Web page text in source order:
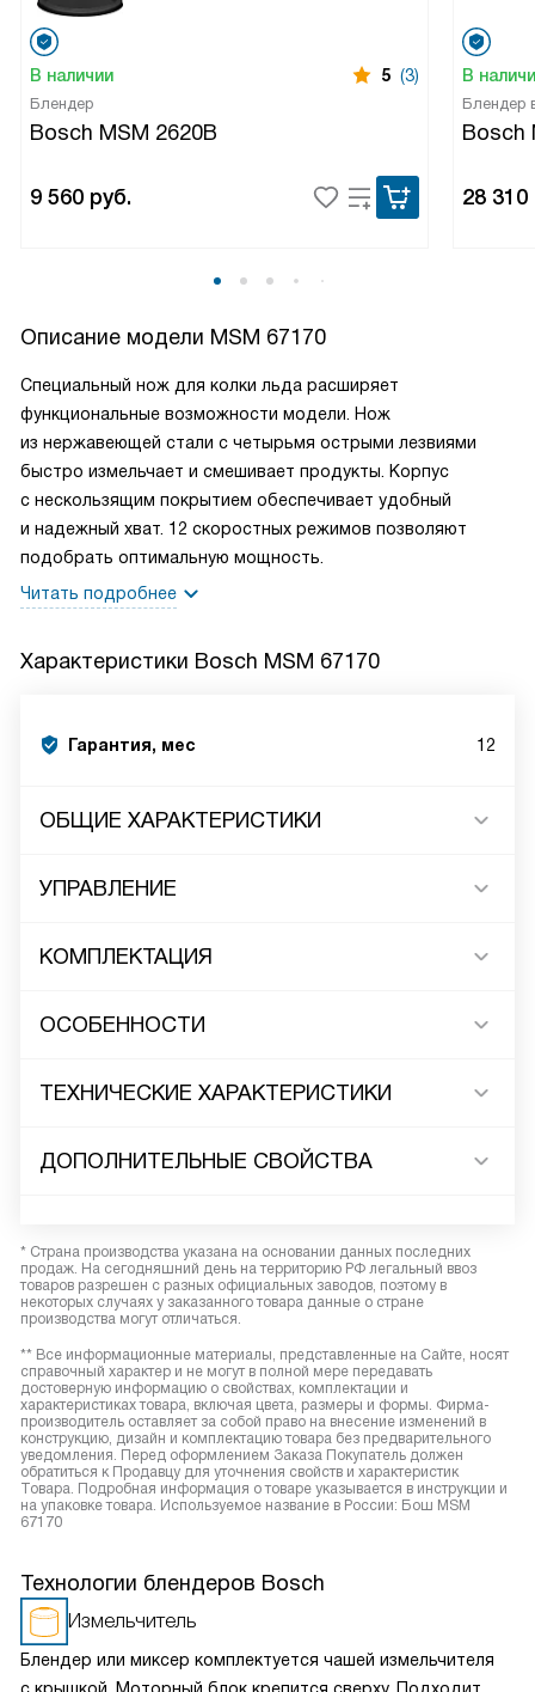
В наличии 5 (3)
Блендер
Bosch MSM 2620B
9 560 руб.
В
Блендер
Bosch
28 310
Описание модели MSM 67170
Специальный нож для колки льда расширяет
функциональные возможности модели. Нож
из нержавеющей стали с четырьмя острыми лезвиями
быстро измельчает и смешивает продукты. Корпус
с нескользящим покрытием обеспечивает удобный
и надежный хват. 12 скоростных режимов позволяют
подобрать оптимальную мощность.
Читать подробнее
Характеристики Bosch MSM 67170
Гарантия, мес 12
ОБЩИЕ ХАРАКТЕРИСТИКИ
УПРАВЛЕНИЕ
КОМПЛЕКТАЦИЯ
ОСОБЕННОСТИ
ТЕХНИЧЕСКИЕ ХАРАКТЕРИСТИКИ
ДОПОЛНИТЕЛЬНЫЕ СВОЙСТВА
* Страна производства указана на основании данных последних
продаж. На сегодняшний день на территорию РФ легальный ввоз
товаров разрешен с разных официальных заводов, поэтому в
некоторых случаях у заказанного товара данные о стране
производства могут отличаться.
** Все информационные материалы, представленные на Сайте, носят
справочный характер и не могут в полной мере передавать
достоверную информацию о свойствах, комплектации и
характеристиках товара, включая цвета, размеры и формы. Фирма-
производитель оставляет за собой право на внесение изменений в
конструкцию, дизайн и комплектацию товара без предварительного
уведомления. Перед оформлением Заказа Покупатель должен
обратиться к Продавцу для уточнения свойств и характеристик
Товара. Подробная информация о товаре указывается в инструкции и
на упаковке товара. Используемое название в России: Бош MSM
67170
Технологии блендеров Bosch
Измельчитель
Блендер или миксер комплектуется чашей измельчителя